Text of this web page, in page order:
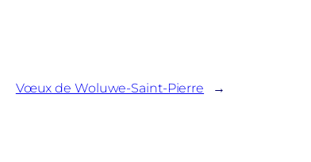
Vœux de Woluwe-Saint-Pierre →